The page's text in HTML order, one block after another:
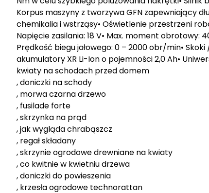
Korpus maszyny z tworzywa GFN zapewniający
chemikalia i wstrząsy• Oświetlenie przestrzeni
Napięcie zasilania: 18 V• Max. moment obrotowy:
Prędkość biegu jałowego: 0 – 2000 obr/min• Skoki
akumulatory XR Li-Ion o pojemności 2,0 Ah•
kwiaty na schodach przed domem
, doniczki na schody
, morwa czarna drzewo
, fusilade forte
, skrzynka na prąd
, jak wygląda chrabąszcz
, regał składany
, skrzynie ogrodowe drewniane na kwiaty
, co kwitnie w kwietniu drzewa
, doniczki do powieszenia
, krzesła ogrodowe technorattan